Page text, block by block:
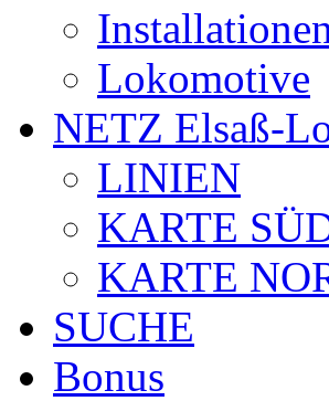
Lokomotive
NETZ Elsaß-
LINIEN
KARTE
KARTE
SUCHE
Bonus